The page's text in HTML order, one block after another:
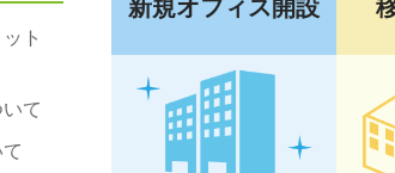
新規オフィス開設
ト
て